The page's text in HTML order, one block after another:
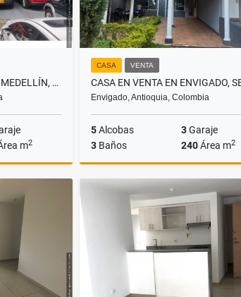
LOCAL EN ARRIENDO EN MEDELLÍN, SECTOR LAURELES
m2
CASA VENTA
Envigado, Antioquia, Colombia
5Alcobas 3Garaje
3 Baños 240Área m2
$1.000.000.000